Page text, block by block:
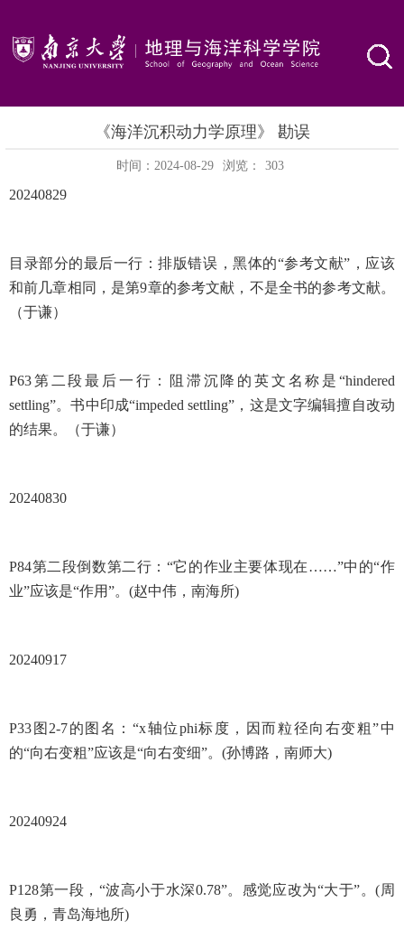
《海洋沉积动力学原理》 勘误
时间：2024-08-29 浏览： 303
20240829
目录部分的最后一行：排版错误，黑体的“参考文献”，应该
和前几章相同，是第9章的参考文献，不是全书的参考文献。
（于谦）
P63第二段最后一行：阻滞沉降的英文名称是“hindered
settling”。书中印成“impeded settling”，这是文字编辑擅自改动
的结果。（于谦）
20240830
P84第二段倒数第二行：“它的作业主要体现在……”中的“作
业”应该是“作用”。(赵中伟，南海所)
20240917
P33图2-7的图名：“x轴位phi标度，因而粒径向右变粗”中
的“向右变粗”应该是“向右变细”。(孙博路，南师大)
20240924
P128第一段，“波高小于水深0.78”。感觉应改为“大于”。(周
良勇，青岛海地所)